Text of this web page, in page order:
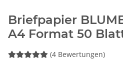
Briefpapier
A4 Format 50
(4 Bewertungen)